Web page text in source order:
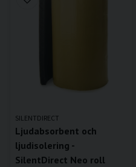
SILENTDIRECT
Ljudabsorbent och
ljudisolering -
SilentDirect Neo roll